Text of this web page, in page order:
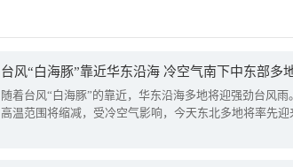
台风“白海豚”靠近华东沿海 冷空气南下中东部多
随着台风“白海豚”的靠近，华东沿海多地将迎强劲台风雨
高温范围将缩减，受冷空气影响，今天东北多地将率先迎